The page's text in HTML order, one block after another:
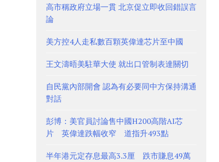
高市稱政府立場一貫 北京促立即收回錯誤言
論
美方控4人走私數百顆英偉達芯片至中國
王文濤晤美駐華大使 就出口管制表達關切
自民黨內部開會 認為有必要同中方保持溝通
對話
彭博：美官員討論售中國H200高階AI芯
片 英偉達跌幅收窄 道指升493點
半年港元定存息最高3.3厘 跌市賺息49萬